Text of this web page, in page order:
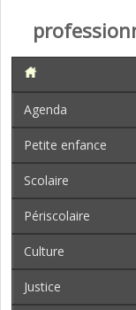
Agenda
Petite enfance
Scolaire
Périscolaire
Culture
Justice